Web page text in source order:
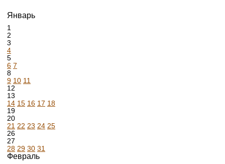
Январь
1
2
3
4
5
6 7
8
9 10 11
12
13
14 15 16 17 18
19
20
21 22 23 24 25
26
27
28 29 30 31
Февраль